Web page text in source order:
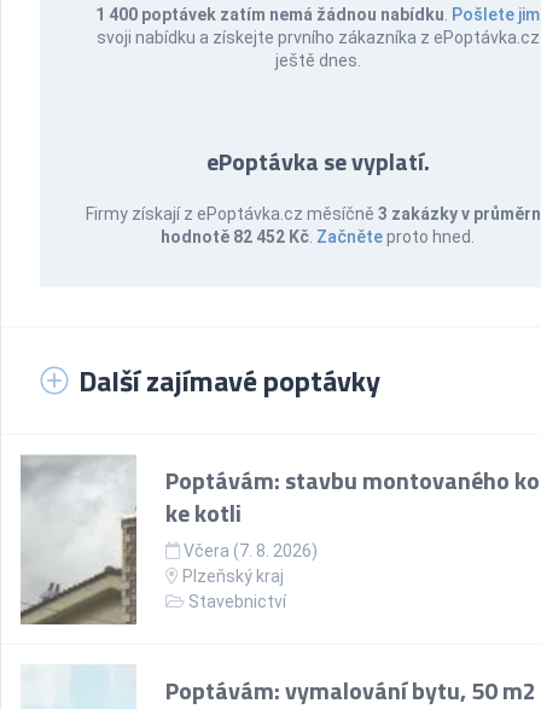
1 400 poptávek zatím nemá žádnou nabídku Pošlete jim
svoji nabídku a získejte prvního zákazníka z ePoptávka.cz
ještě dnes.
ePoptávka se vyplatí.
Firmy získají z ePoptávka.cz měsíčně 3 zakázky v
hodnotě 82 452 Kč Začněteproto hned.
Další zajímavé poptávky
Poptávám: stavbu montovaného
ke kotli
Včera (7. 8. 2026)
Plzeňský kraj
Stavebnictví
Poptávám: vymalování bytu, 50 m2